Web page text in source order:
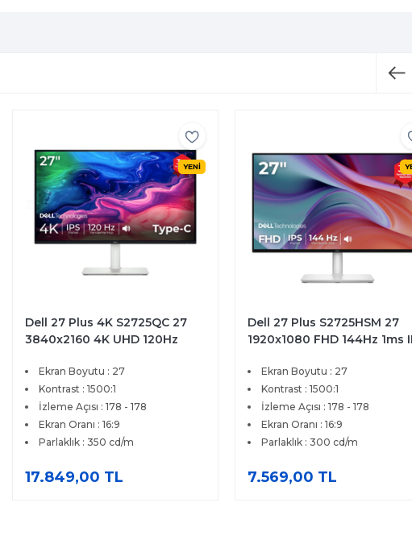
YENİ
Dell 27 Plus 4K S2725QC 27
3840x2160 4K UHD 120Hz
Premium IPS Monitör
Ekran Boyutu : 27
Kontrast : 1500:1
İzleme Açısı : 178 - 178
Ekran Oranı : 16:9
Parlaklık : 350 cd/m
17.849,00 TL
Dell 27 Plus S2725HSM 27
1920x1080 FHD 144Hz 1ms
Pivot Monitor
Ekran Boyutu : 27
Kontrast : 1500:1
İzleme Açısı : 178 - 178
Ekran Oranı : 16:9
Parlaklık : 300 cd/m
7.569,00 TL